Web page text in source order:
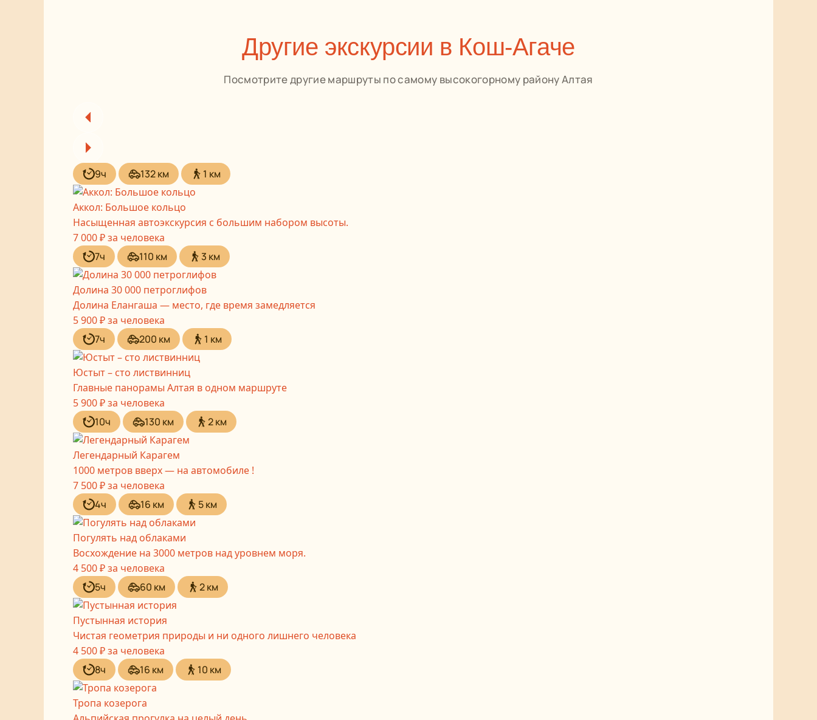
Другие экскурсии в Кош-Агаче
Посмотрите другие маршруты по самому высокогорному району Алтая
9ч 132 км 1 км
Аккол: Большое кольцо
Насыщенная автоэкскурсия с большим набором высоты.
7 000 ₽за человека
7ч
110 км 3 км
Долина 30 000 петроглифов
Долина Елангаша — место, где время замедляется
5 900 ₽за человека
7ч
200 км 1 км
Юстыт – сто листвинниц
Главные панорамы Алтая в одном маршруте
5 900 ₽за человека
10ч
130 км 2 км
Легендарный Карагем
1000 метров вверх — на автомобиле !
7 500 ₽за человека
4ч
16 км 5 км
Погулять над облаками
Восхождение на 3000 метров над уровнем моря.
4 500 ₽за человека
5ч
60 км 2 км
Пустынная история
Чистая геометрия природы и ни одного лишнего человека
4 500 ₽за человека
8ч
16 км 10 км
Тропа козерога